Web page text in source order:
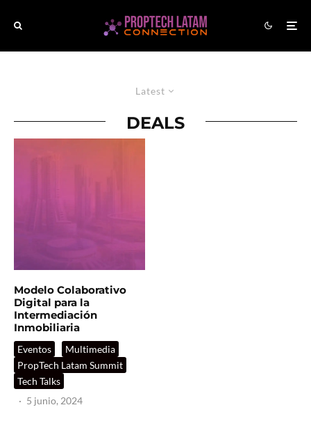
Latest
DEALS
Modelo Colaborativo
Digital para la
Intermediación
Inmobiliaria
Eventos
Multimedia
PropTech Latam Summit
Tech Talks
· 5 junio, 2024